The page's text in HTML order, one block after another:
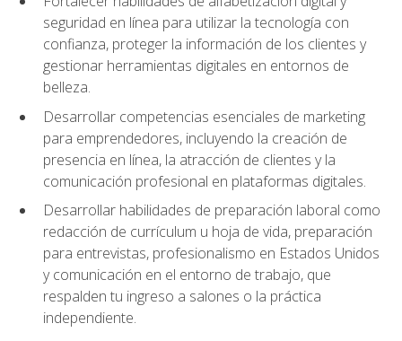
seguridad en línea para utilizar la tecnología con
confianza, proteger la información de los clientes y
gestionar herramientas digitales en entornos de
belleza.
Desarrollar competencias esenciales de marketing
para emprendedores, incluyendo la creación de
presencia en línea, la atracción de clientes y la
comunicación profesional en plataformas digitales.
Desarrollar habilidades de preparación laboral como
redacción de currículum u hoja de vida, preparación
para entrevistas, profesionalismo en Estados Unidos
y comunicación en el entorno de trabajo, que
respalden tu ingreso a salones o la práctica
independiente.